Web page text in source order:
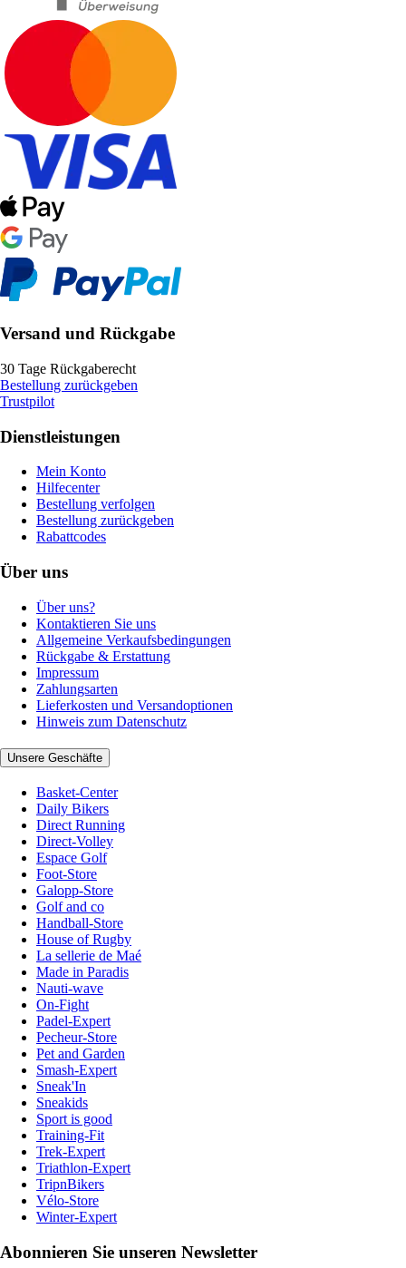
Versand und Rückgabe
30 Tage Rückgaberecht
Bestellung zurückgeben
Trustpilot
Dienstleistungen
Mein Konto
Hilfecenter
Bestellung verfolgen
Bestellung zurückgeben
Rabattcodes
Über uns
Über uns?
Kontaktieren Sie uns
Allgemeine Verkaufsbedingungen
Rückgabe & Erstattung
Impressum
Zahlungsarten
Lieferkosten und Versandoptionen
Hinweis zum Datenschutz
Unsere Geschäfte
Basket-Center
Daily Bikers
Direct Running
Direct-Volley
Espace Golf
Foot-Store
Galopp-Store
Golf and co
Handball-Store
House of Rugby
La sellerie de Maé
Made in Paradis
Nauti-wave
On-Fight
Padel-Expert
Pecheur-Store
Pet and Garden
Smash-Expert
Sneak'In
Sneakids
Sport is good
Training-Fit
Trek-Expert
Triathlon-Expert
TripnBikers
Vélo-Store
Winter-Expert
Abonnieren Sie unseren Newsletter